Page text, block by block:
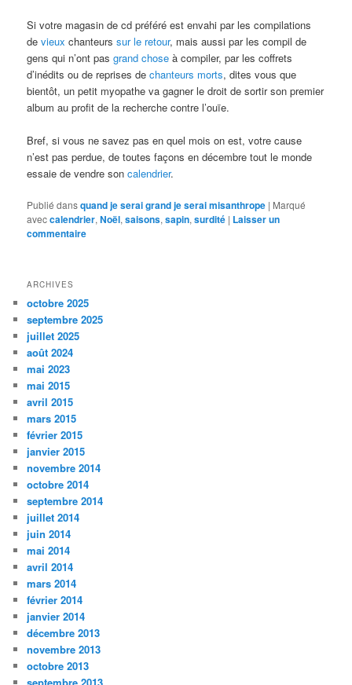
Si votre magasin de cd préféré est envahi par les compilations
devieux chanteurssur le retour, mais aussi par les compil de
gens qui n’ont pasgrand chose à compiler, par les coffrets
d’inédits ou de reprises dechanteurs morts, dites vous que
bientôt, un petit myopathe va gagner le droit de sortir son premier
album au profit de la recherche contre l’ouïe.
Bref, si vous ne savez pas en quel mois on est, votre cause
n’est pas perdue, de toutes façons en décembre tout le monde
essaie de vendre soncalendrier.
Publié dansquand je serai grand je serai misanthrope | Marqué
aveccalendrier,Noël,saisons,sapin,surdité | Laisser un
commentaire
ARCHIVES
octobre 2025
septembre 2025
juillet 2025
août 2024
mai 2023
mai 2015
avril 2015
mars 2015
février 2015
janvier 2015
novembre 2014
octobre 2014
septembre 2014
juillet 2014
juin 2014
mai 2014
avril 2014
mars 2014
février 2014
janvier 2014
décembre 2013
novembre 2013
octobre 2013
septembre 2013